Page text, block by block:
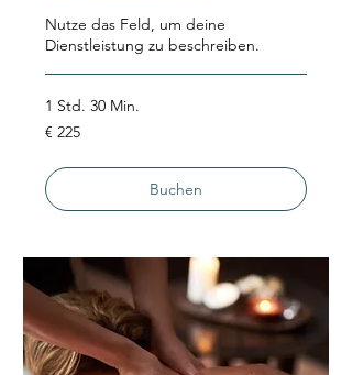
Nutze das Feld, um deine
Dienstleistung zu beschreiben.
1 Std. 30 Min.
225
Euro
€ 225
Buchen